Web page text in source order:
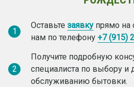
1
Оставьте заявку прямо на
нам по телефону +7 (915)
2
Получите подробную
специалиста по выбору
обслуживанию бытовки.